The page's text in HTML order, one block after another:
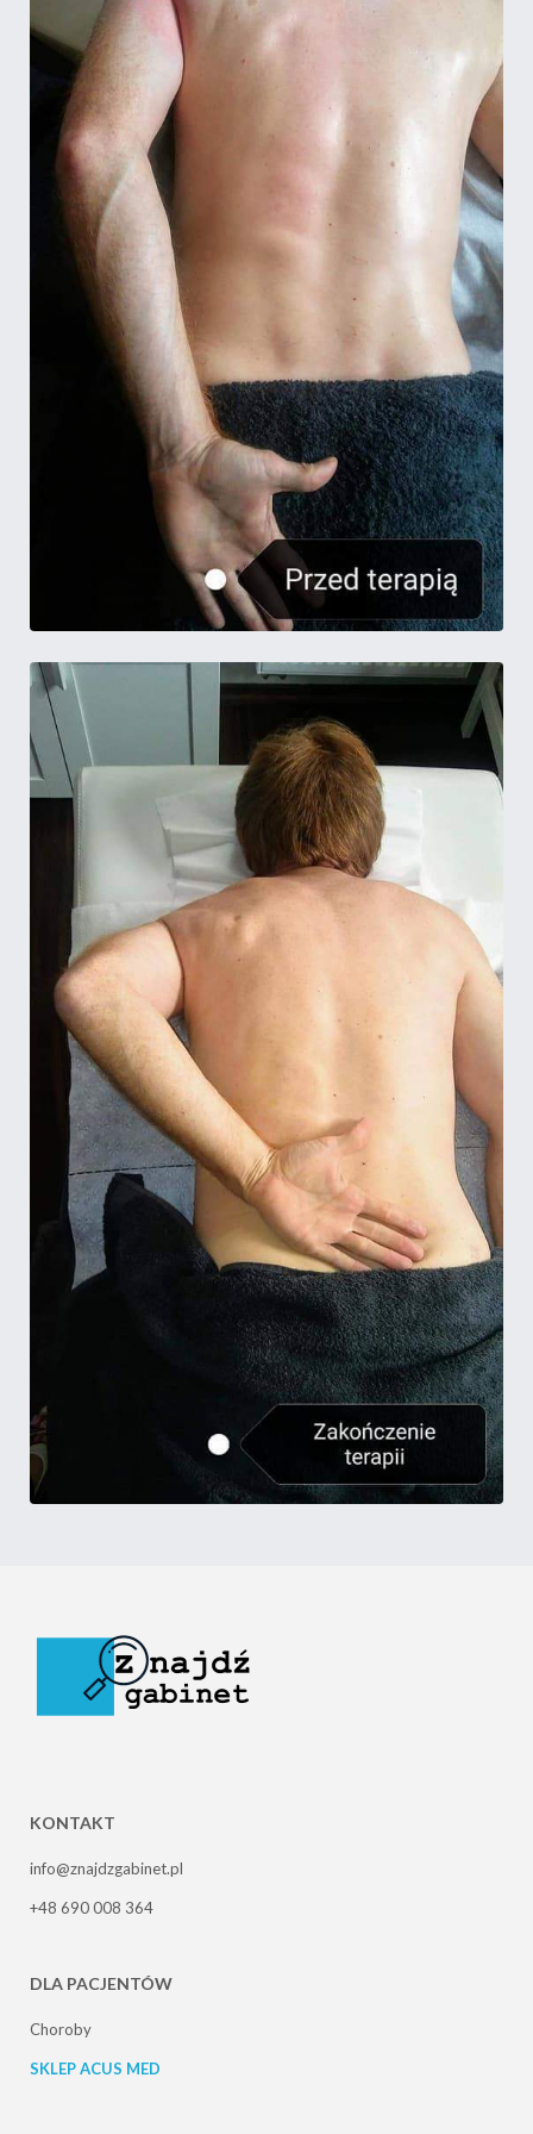
KONTAKT
info@znajdzgabinet.pl
+48 690 008 364
DLA PACJENTÓW
Choroby
SKLEP ACUS MED